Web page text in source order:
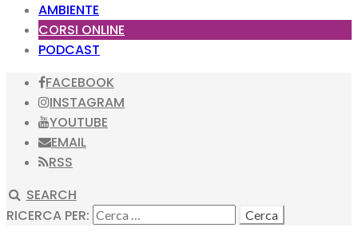
AMBIENTE
CORSI ONLINE
PODCAST
FACEBOOK
INSTAGRAM
YOUTUBE
EMAIL
RSS
SEARCH
RICERCA PER: